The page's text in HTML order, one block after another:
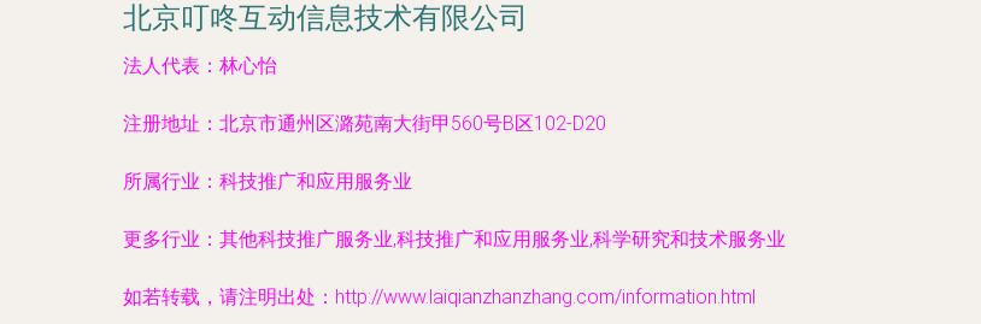
北京叮咚互动信息技术有限公司
法人代表： 林心怡
注册地址： 北京市通州区潞苑南大街甲560号B区102-D20
所属行业： 科技推广和应用服务业
更多行业： 其他科技推广服务业,科技推广和应用服务业,科学研究和技术服务业
如若转载，请注明出处：http://www.laiqianzhanzhang.com/information.html